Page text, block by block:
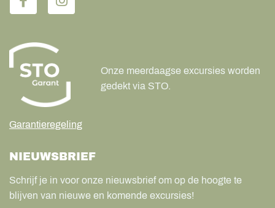
Garantieregeling
Onze meerdaagse excursies worden
gedekt via STO.
NIEUWSBRIEF
Schrijf je in voor onze nieuwsbrief om op de hoogte te
blijven van nieuwe en komende excursies!